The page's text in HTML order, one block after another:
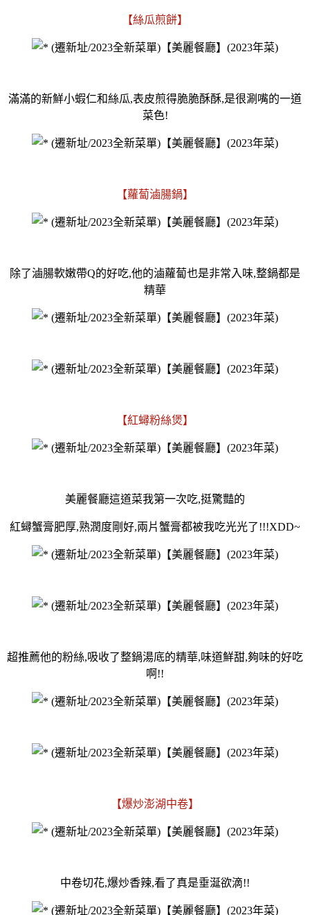
【絲瓜煎餅】
滿滿的新鮮小蝦仁和絲瓜,表皮煎得脆脆酥酥,是很涮嘴的一道
菜色!
【蘿蔔滷腸鍋】
除了滷腸軟嫩帶Q的好吃,他的滷蘿蔔也是非常入味,整鍋都是
精華
【紅蟳粉絲煲】
美麗餐廳這道菜我第一次吃,挺驚豔的
紅蟳蟹膏肥厚,熟潤度剛好,兩片蟹膏都被我吃光光了!!!XDD~
超推薦他的粉絲,吸收了整鍋湯底的精華,味道鮮甜,夠味的好吃
啊!!
【爆炒澎湖中卷】
中卷切花,爆炒香辣,看了真是垂涎欲滴!!